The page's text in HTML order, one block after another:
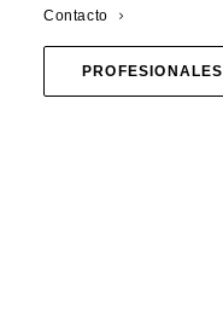
Contacto
PROFESIONALES